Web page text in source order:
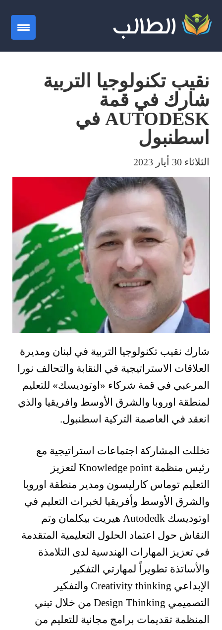
نقيب تكنولوجيا التربية
شارك في قمة
AUTODESK في
اسطنبول
الثلاثاء 30 أيار 2023
شارك نقيب تكنولوجيا التربية في لبنان ومديرة
العلاقات الاستراتيجية في النقابة والتحالف نورا
المرعبي في قمة شركاء «اوتوديسك» للتعليم
لمنطقة اوروبا والشرق الأوسط وافريقيا والذي
انعقد في العاصمة التركية اسطنبول.
تخللت المشاركة اجتماعات استراتيجية مع
رئيس منظمة Knowledge point لتعزيز
التعليم توماس كارليسون ومدير منطقة اوروبا
والشرق الأوسط وأفريقيا لخبرات التعليم في
اوتوديسك Autodedk هيريت بيكلمان وتم
النقاش حول اعتماد الحلول التعليمية المتقدمة
في تعزيز المهارات الهندسية لدى التلامذة
والأساتذة تطويراً لمهارتي التفكير
الإبداعي Creativity thinking والتفكير
التصميمي Design Thinking من خلال تبني
المنظمة تقديمات برامج مجانية للتعليم من